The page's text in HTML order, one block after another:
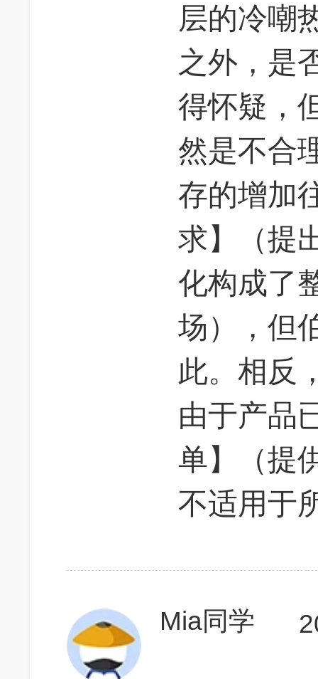
层的冷嘲
之外，是
得怀疑，
然是不合
存的增加
求】（提
化构成了
场），但
此。相反
由于产品
单】（提
不适用于
Mia同学